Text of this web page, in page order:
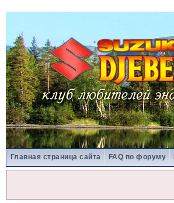
Главная страница сайта FAQ по форуму